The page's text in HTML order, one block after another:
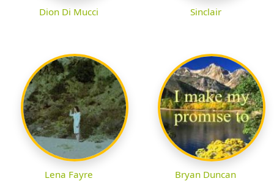
Dion Di Mucci Sinclair
Lena Fayre Bryan Duncan